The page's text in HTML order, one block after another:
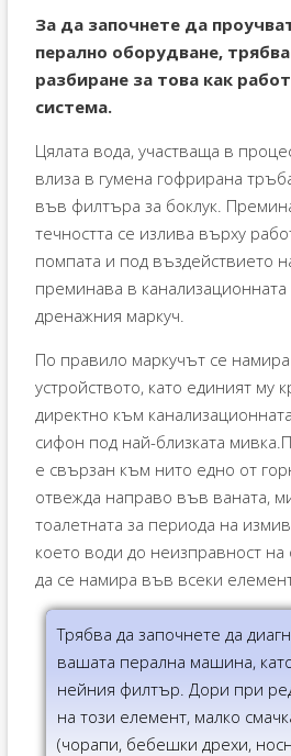
За да започнете да
перално оборудване,
разбиране за това как
система.
Цялата вода, участваща в
влиза в гумена гофрирана
във филтъра за боклук.
течността се излива върху
помпата и под въздействието
преминава в канализационната
дренажния маркуч.
По правило маркучът се
устройството, като единият му
директно към
сифон под най-близката
е свързан към нито едно от
отвежда направо във ваната,
тоалетната за периода на
което води до неизправност
да се намира във всеки
Трябва да започнете да
вашата перална машина,
нейния филтър. Дори при
на този елемент, малко
(чорапи, бебешки дрехи,